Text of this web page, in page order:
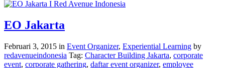
EO Jakarta
Februari 3, 2015 in Event Organizer, Experiential Learning by
redavenueindonesia Tag: Character Building Jakarta, corporate
event, corporate gathering, daftar event organizer, employee